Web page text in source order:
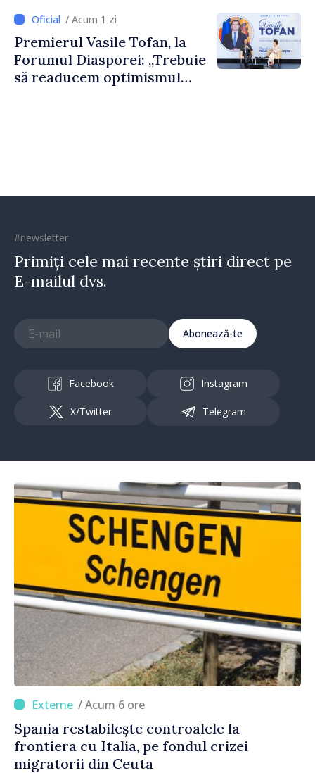
dumneavoastră pentru a
construi comunități mai
puternice”
/ Acum 1 zi
Premierul Vasile Tofan, la
Forumul Diasporei: „Trebuie
să readucem optimismul
#newsletter
Primiți cele mai recente știri direct pe
E-mailul dvs.
Abonează-te
Facebook Instagram
X/Twitter Telegram
/ Acum 6 ore
Spania restabilește controalele la
frontiera cu Italia, pe fondul crizei
migratorii din Ceuta